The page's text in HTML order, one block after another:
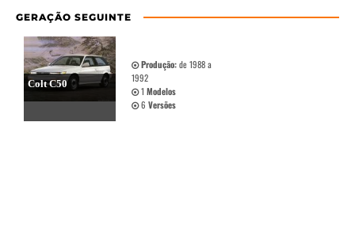
GERAÇÃO SEGUINTE
Colt C50
Produção:de 1988 a
1992
1 Modelos
6 Versões